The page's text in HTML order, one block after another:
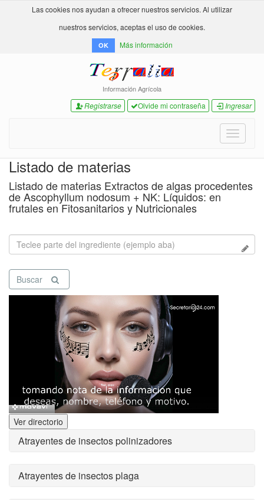
Las cookies nos ayudan a ofrecer nuestros servicios. Al utilizar
nuestros servicios, aceptas el uso de cookies.
OK Más información
Información Agrícola
Registrarse Olvide mi contraseña Ingresar
Toggle
Listado de materias
Listado de materias Extractos de algas procedentes
de Ascophyllum nodosum + NK: Líquidos: en
frutales en Fitosanitarios y Nutricionales
Buscar
Ver directorio
Atrayentes de insectos polinizadores
Atrayentes de insectos plaga